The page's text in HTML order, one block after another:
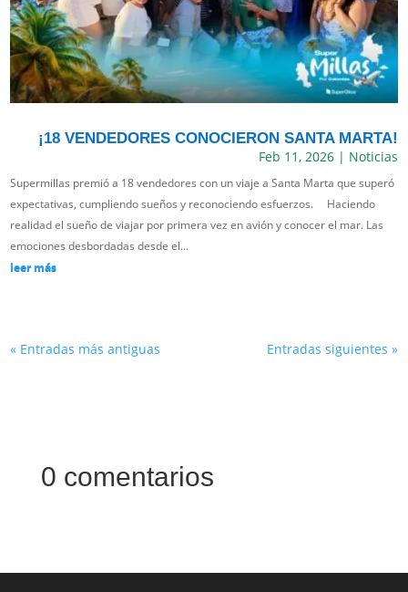
¡18 VENDEDORES CONOCIERON SANTA MARTA!
Feb 11, 2026| Noticias
Supermillas premió a 18 vendedores con un viaje a Santa Marta que superó
expectativas, cumpliendo sueños y reconociendo esfuerzos. Haciendo
realidad el sueño de viajar por primera vez en avión y conocer el mar. Las
emociones desbordadas desde el...
leer más
« Entradas más antiguas Entradas siguientes »
0 comentarios